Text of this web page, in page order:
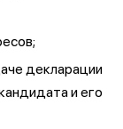
декларации
и его